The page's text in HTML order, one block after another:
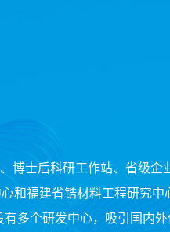
博士后科研工作站、省级企
和福建省锆材料工程研究中
多个研发中心，吸引国内